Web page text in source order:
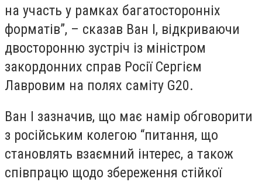
на участь у рамках багатосторонніх
форматів”, – сказав Ван І, відкриваючи
двосторонню зустріч із міністром
закордонних справ Росії Сергієм
Лавровим на полях саміту G20.
Ван І зазначив, що має намір обговорити
з російським колегою “питання, що
становлять взаємний інтерес, а також
співпрацю щодо збереження стійкої